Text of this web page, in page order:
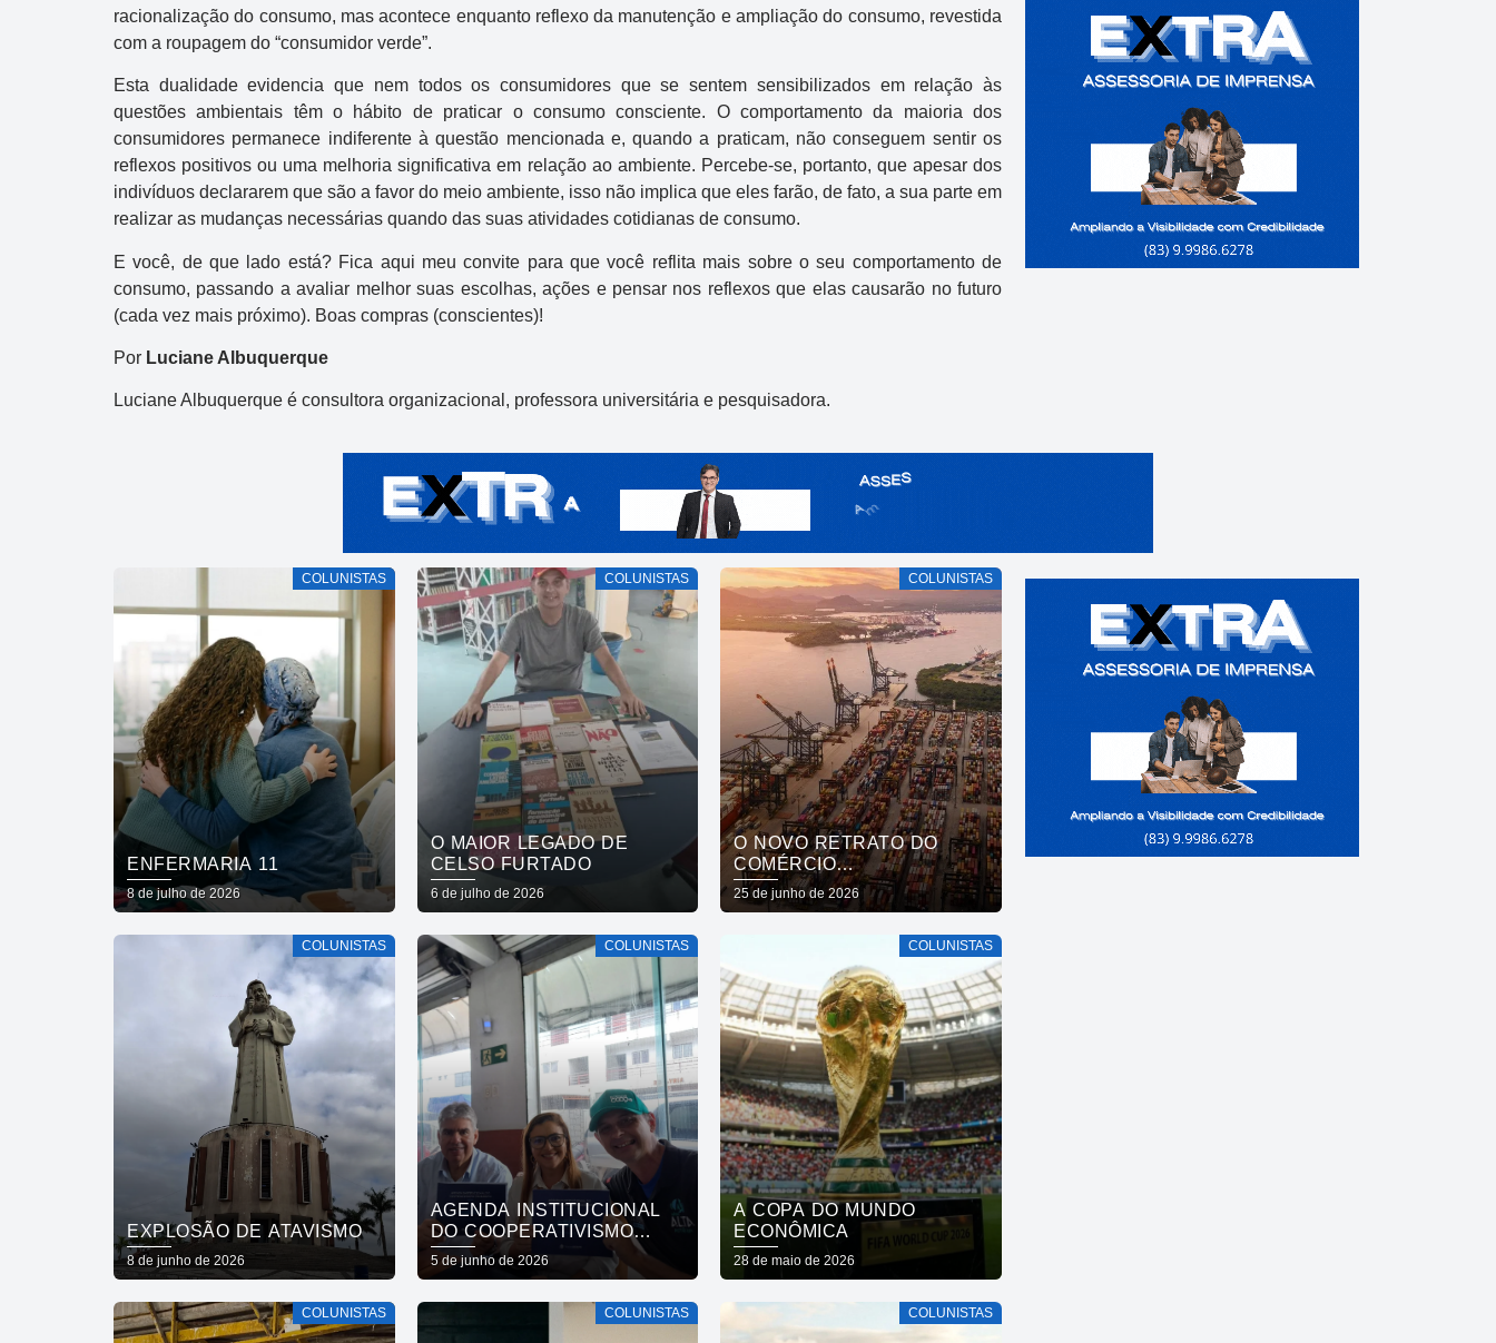
racionalização do consumo, mas acontece enquanto reflexo da manutenção e ampliação do consumo, revestida
com a roupagem do “consumidor verde”.
Esta dualidade evidencia que nem todos os consumidores que se sentem sensibilizados em relação às
questões ambientais têm o hábito de praticar o consumo consciente. O comportamento da maioria dos
consumidores permanece indiferente à questão mencionada e, quando a praticam, não conseguem sentir os
reflexos positivos ou uma melhoria significativa em relação ao ambiente. Percebe-se, portanto, que apesar dos
indivíduos declararem que são a favor do meio ambiente, isso não implica que eles farão, de fato, a sua parte em
realizar as mudanças necessárias quando das suas atividades cotidianas de consumo.
E você, de que lado está? Fica aqui meu convite para que você reflita mais sobre o seu comportamento de
consumo, passando a avaliar melhor suas escolhas, ações e pensar nos reflexos que elas causarão no futuro
(cada vez mais próximo). Boas compras (conscientes)!
Por Luciane Albuquerque
Luciane Albuquerque é consultora organizacional, professora universitária e pesquisadora.
COLUNISTAS
ENFERMARIA 11
8 de julho de 2026
COLUNISTAS
O MAIOR LEGADO DE
CELSO FURTADO
6 de julho de 2026
COLUNISTAS
O NOVO RETRATO DO
COMÉRCIO
INTERNACIONAL
BRASILEIRO NO PRIMEIRO
25 de junho de 2026
COLUNISTAS
EXPLOSÃO DE ATAVISMO
8 de junho de 2026
COLUNISTAS
AGENDA INSTITUCIONAL
DO COOPERATIVISMO
PARAIBANO 2026
5 de junho de 2026
COLUNISTAS
A COPA DO MUNDO
ECONÔMICA
28 de maio de 2026
COLUNISTAS COLUNISTAS COLUNISTAS